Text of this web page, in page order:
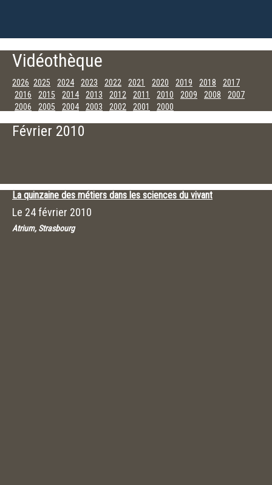
Vidéothèque
2026 2025 2024 2023 2022 2021 2020 2019 2018
2017
2016
2015 2014 2013 2012 2011 2010 2009 2008
2007
2006
2005 2004 2003 2002 2001
2000
Mars
Février Janvier
Février 2010
La quinzaine des métiers dans les sciences du vivant
Le 24 février 2010
Atrium, Strasbourg